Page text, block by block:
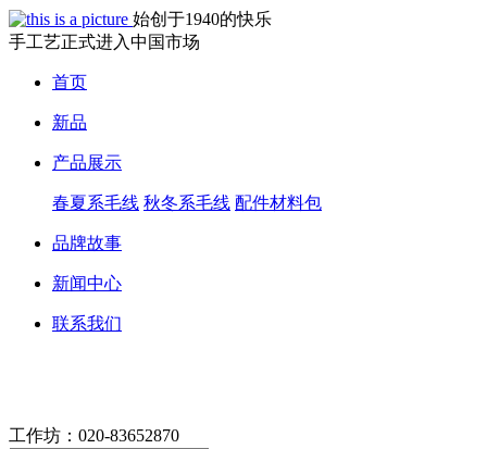
始创于1940的快乐
手工艺正式进入中国市场
首页
新品
产品展示
春夏系毛线 秋冬系毛线 配件材料包
品牌故事
新闻中心
联系我们
工作坊： 020-83652870